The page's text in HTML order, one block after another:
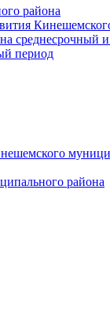
района
среднесрочный
период
района